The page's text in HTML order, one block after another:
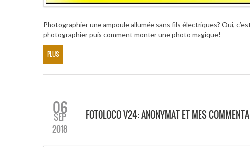
Photographier une ampoule allumée sans fils électriques? Oui,
photographier puis comment monter une photo magique!
PLUS
06
SEP
2018
FOTOLOCO V24: ANONYMAT ET MES